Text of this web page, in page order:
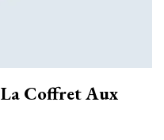
La Coffret Aux